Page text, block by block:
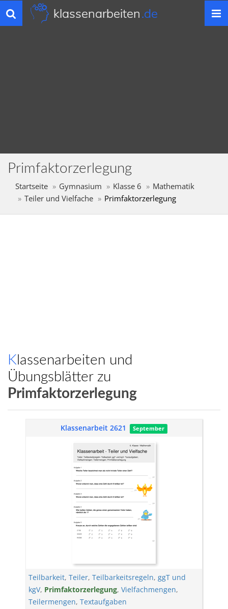
Toggle
navigation
klassenarbeiten.de
Primfaktorzerlegung
Startseite Gymnasium Klasse 6
Mathematik
Teiler und Vielfache
Primfaktorzerlegung
Klassenarbeiten und
Übungsblätter zu
Primfaktorzerlegung
Klassenarbeit 2621 September
Teilbarkeit, Teiler, Teilbarkeitsregeln, ggT und
kgV, Primfaktorzerlegung, Vielfachmengen,
Teilermengen, Textaufgaben